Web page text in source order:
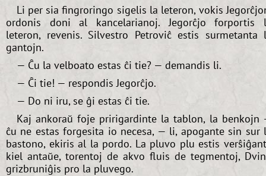
Li per sia fingroringo sigelis la leteron, vokis
ordonis doni al kancelarianoj. Jegorĉjo forportis
leteron, revenis. Silvestro Petroviĉ estis surmetanta
gantojn.
— Ĉu la velboato estas ĉi tie? — demandis li.
— Ĉi tie! — respondis Jegorĉjo.
— Do ni iru, se ĝi estas ĉi tie.
Kaj ankoraŭ foje pririgardinte la tablon, la benkojn
ĉu ne estas forgesita io necesa, — li, apogante sin sur
bastono, ekiris al la pordo. La pluvo plu estis
kiel antaŭe, torentoj de akvo fluis de tegmentoj,
grizbruniĝis pro la pluvego.